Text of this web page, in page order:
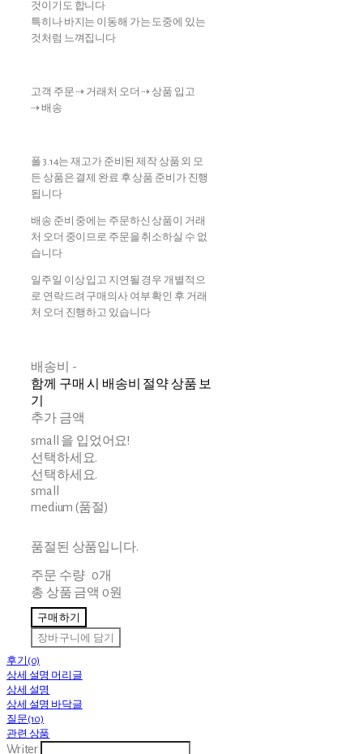
것이기도 합니다
특히나 바지는 이동해 가는 도중에 있는
것처럼 느껴집니다
고객 주문 ⇢ 거래처 오더 ⇢ 상품 입고
⇢ 배송
폴 3.14는 재고가 준비된 제작 상품 외 모
든 상품은 결제 완료 후 상품 준비가 진행
됩니다
배송 준비 중에는 주문하신 상품이 거래
처 오더 중이므로 주문을 취소하실 수 없
습니다
일주일 이상 입고 지연될 경우 개별적으
로 연락드려 구매의사 여부 확인 후 거래
처 오더 진행하고 있습니다
배송비 -
함께 구매 시 배송비 절약 상품 보
기
추가 금액
small 을 입었어요!
선택하세요.
선택하세요.
small
medium (품절)
품절된 상품입니다.
주문 수량 0개
총 상품 금액 0원
구매하기
장바구니에 담기
후기(0)
상세 설명 머리글
상세 설명
상세 설명 바닥글
질문(10)
관련 상품
Writer